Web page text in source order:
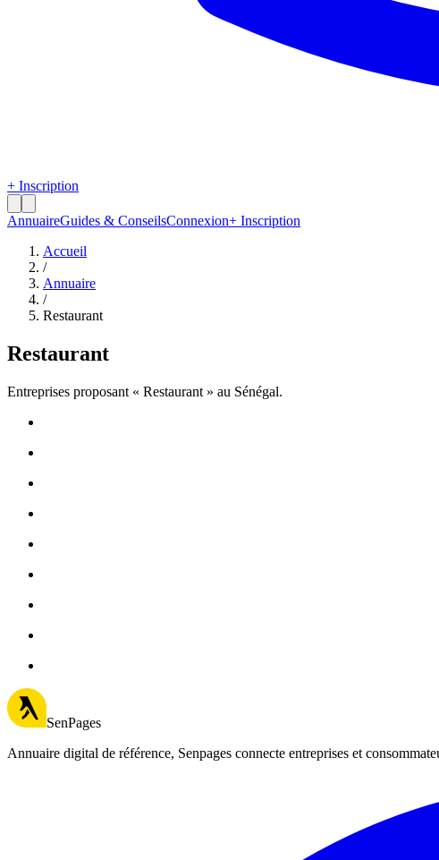
+ Inscription
AnnuaireGuides & ConseilsConnexion+ Inscription
Accueil
/
Annuaire
/
Restaurant
Restaurant
Entreprises proposant « Restaurant » au Sénégal.
SenPages
Annuaire digital de référence, Senpages connecte entreprises et